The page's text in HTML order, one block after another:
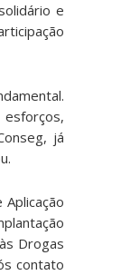
e
já
Drogas
contato